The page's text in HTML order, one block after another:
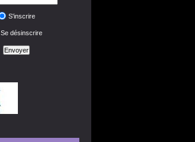
S'inscrire
Se désinscrire